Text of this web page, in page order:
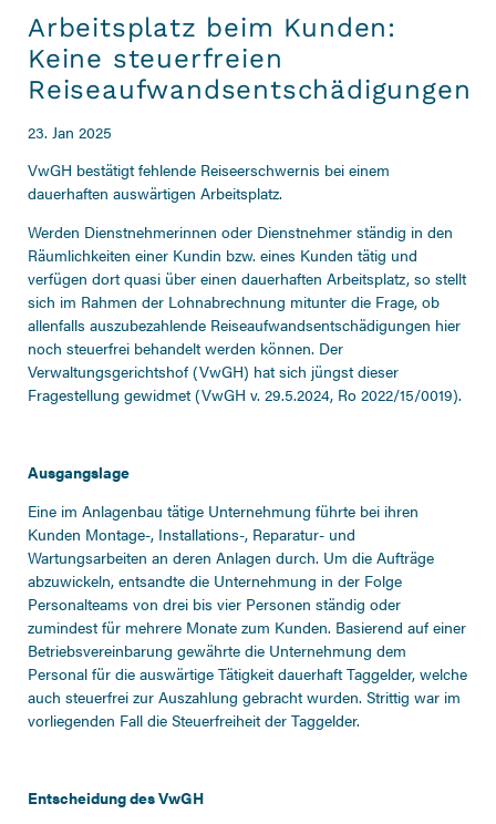
Arbeitsplatz beim Kunden:
Keine steuerfreien
Reiseaufwandsentschädigungen
23. Jan 2025
VwGH bestätigt fehlende Reiseerschwernis bei einem
dauerhaften auswärtigen Arbeitsplatz.
Werden Dienstnehmerinnen oder Dienstnehmer ständig in den
Räumlichkeiten einer Kundin bzw. eines Kunden tätig und
verfügen dort quasi über einen dauerhaften Arbeitsplatz, so stellt
sich im Rahmen der Lohnabrechnung mitunter die Frage, ob
allenfalls auszubezahlende Reiseaufwandsentschädigungen hier
noch steuerfrei behandelt werden können. Der
Verwaltungsgerichtshof (VwGH) hat sich jüngst dieser
Fragestellung gewidmet (VwGH v. 29.5.2024, Ro 2022/15/0019).
Ausgangslage
Eine im Anlagenbau tätige Unternehmung führte bei ihren
Kunden Montage-, Installations-, Reparatur- und
Wartungsarbeiten an deren Anlagen durch. Um die Aufträge
abzuwickeln, entsandte die Unternehmung in der Folge
Personalteams von drei bis vier Personen ständig oder
zumindest für mehrere Monate zum Kunden. Basierend auf einer
Betriebsvereinbarung gewährte die Unternehmung dem
Personal für die auswärtige Tätigkeit dauerhaft Taggelder, welche
auch steuerfrei zur Auszahlung gebracht wurden. Strittig war im
vorliegenden Fall die Steuerfreiheit der Taggelder.
Entscheidung des VwGH